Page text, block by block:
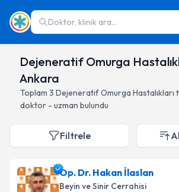
Doktor, klinik ara...
Dejeneratif Omurga
Ankara
Toplam 3 Dejeneratif Omurga Hastalıkları
doktor - uzman bulundu
Filtrele
Op. Dr. Hakan İlaslan
Beyin ve Sinir Cerrahisi